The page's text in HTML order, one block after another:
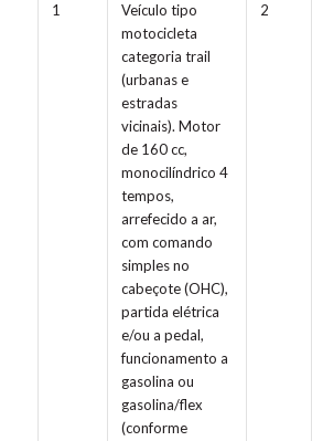
1
Veículo tipo
motocicleta
categoria trail
(urbanas e
estradas
vicinais). Motor
de 160 cc,
monocilíndrico 4
tempos,
arrefecido a ar,
com comando
simples no
cabeçote (OHC),
partida elétrica
e/ou a pedal,
funcionamento a
gasolina ou
gasolina/flex
(conforme
2